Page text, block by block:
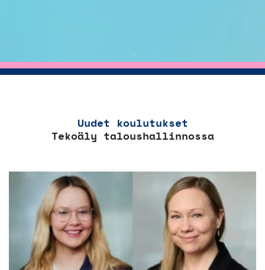
Uudet koulutukset
Tekoäly taloushallinnossa
tuotteella
useampi
muunnelma.
Voit